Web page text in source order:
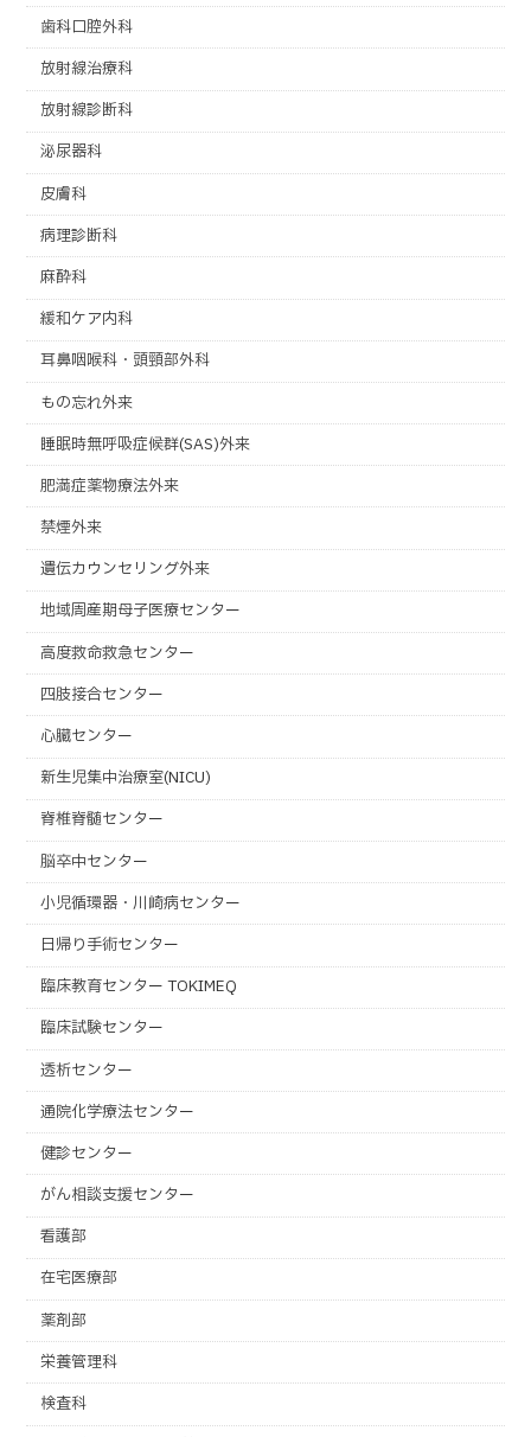
歯科口腔外科
放射線治療科
放射線診断科
泌尿器科
皮膚科
病理診断科
麻酔科
緩和ケア内科
耳鼻咽喉科・頭頸部外科
もの忘れ外来
睡眠時無呼吸症候群(SAS)外来
肥満症薬物療法外来
禁煙外来
遺伝カウンセリング外来
地域周産期母子医療センター
高度救命救急センター
四肢接合センター
心臓センター
新生児集中治療室(NICU)
脊椎脊髄センター
脳卒中センター
小児循環器・川崎病センター
日帰り手術センター
臨床教育センター TOKIMEQ
臨床試験センター
透析センター
通院化学療法センター
健診センター
がん相談支援センター
看護部
在宅医療部
薬剤部
栄養管理科
検査科